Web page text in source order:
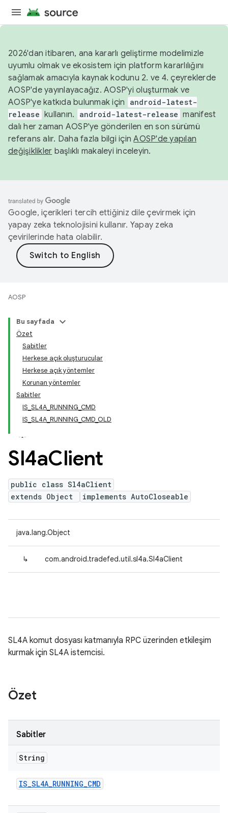
2026'dan itibaren, ana kararlı geliştirme modelimizle
uyumlu olmak ve ekosistem için platform kararlılığını
sağlamak amacıyla kaynak kodunu 2. ve 4. çeyreklerde
AOSP'de yayınlayacağız. AOSP'yi oluşturmak ve
AOSP'ye katkıda bulunmak için
android-latest-
release kullanın. android-latest-release manifest
dalı her zaman AOSP'ye gönderilen en son sürümü
referans alır. Daha fazla bilgi içinAOSP'de yapılan
değişiklikler başlıklı makaleyi inceleyin.
Google, içerikleri tercih ettiğiniz dile çevirmek için
yapay zeka teknolojisini kullanır. Yapay zeka
çevirilerinde hata olabilir.
AOSP
Bu sayfada
Özet
Sabitler
Herkese açık oluşturucular
Herkese açık yöntemler
Korunan yöntemler
Sabitler
IS_SL4A_RUNNING_CMD
IS_SL4A_RUNNING_CMD_OLD
Sl4aClient
public class Sl4aClient
extends Object
implements AutoCloseable
java.lang.Object
↳ com.android.tradefed.util.sl4a.Sl4aClient
SL4A komut dosyası katmanıyla RPC üzerinden etkileşim
kurmak için SL4A istemcisi.
Özet
Sabitler
String
IS_SL4A_RUNNING_CMD